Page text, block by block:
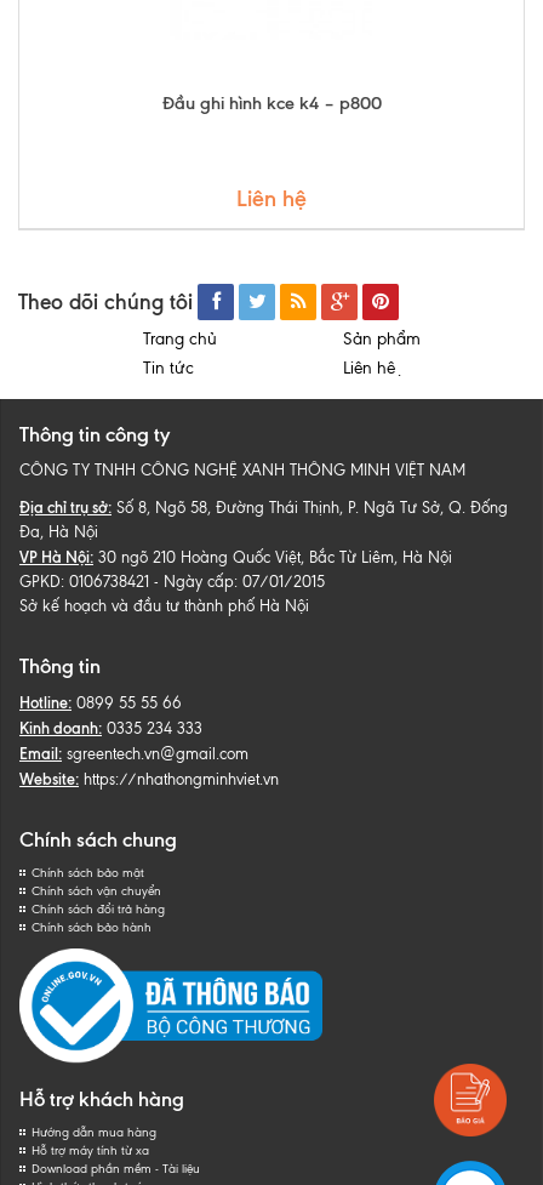
Đầu ghi hình kce k4 – p800
Liên hệ
Theo dõi chúng tôi
Trang chủ
Sản phẩm
Tin tức
Liên hệ
Thông tin công ty
CÔNG TY TNHH CÔNG NGHỆ XANH THÔNG MINH VIỆT NAM
Địa chỉ trụ sở: Số 8, Ngõ 58, Đường Thái Thịnh, P. Ngã Tư Sở, Q. Đống
Đa, Hà Nội
VP Hà Nội: 30 ngõ 210 Hoàng Quốc Việt, Bắc Từ Liêm, Hà Nội
GPKD: 0106738421 - Ngày cấp: 07/01/2015
Sở kế hoạch và đầu tư thành phố Hà Nội
Thông tin
Hotline: 0899 55 55 66
Kinh doanh: 0335 234 333
Email: sgreentech.vn@gmail.com
Website: https://nhathongminhviet.vn
Chính sách chung
Chính sách bảo mật
Chính sách vận chuyển
Chính sách đổi trả hàng
Chính sách bảo hành
Hỗ trợ khách hàng
Hướng dẫn mua hàng
Hỗ trợ máy tính từ xa
Download phần mềm - Tài liệu